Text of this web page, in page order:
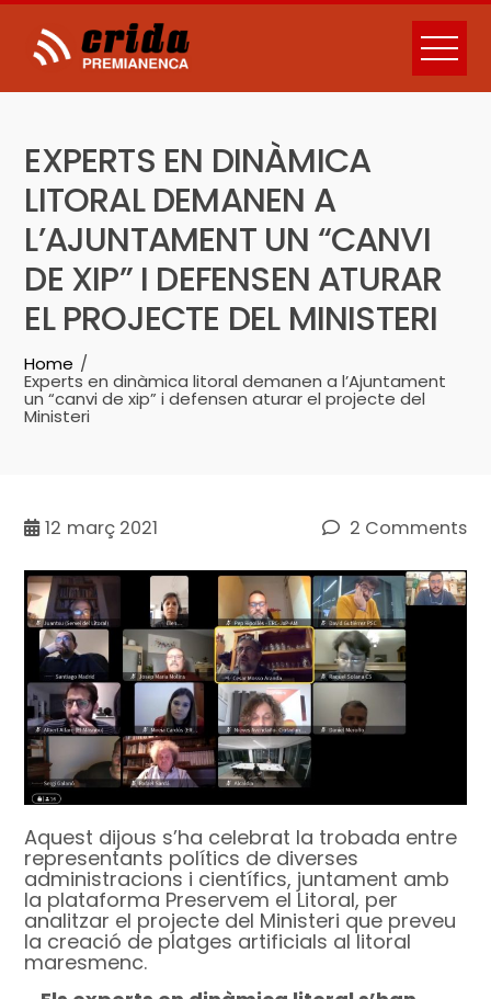
Skip
content
EXPERTS EN DINÀMICA
LITORAL DEMANEN A
L’AJUNTAMENT UN “CANVI
DE XIP” I DEFENSEN ATURAR
EL PROJECTE DEL MINISTERI
Home
Experts en dinàmica litoral demanen a l’Ajuntament
un “canvi de xip” i defensen aturar el projecte del
Ministeri
12 març 2021 2 Comments
Aquest dijous s’ha celebrat la trobada entre
representants polítics de diverses
administracions i científics, juntament amb
la plataforma Preservem el Litoral, per
analitzar el projecte del Ministeri que preveu
la creació de platges artificials al litoral
maresmenc.